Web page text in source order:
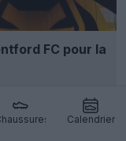
Calendrier
FC pour la